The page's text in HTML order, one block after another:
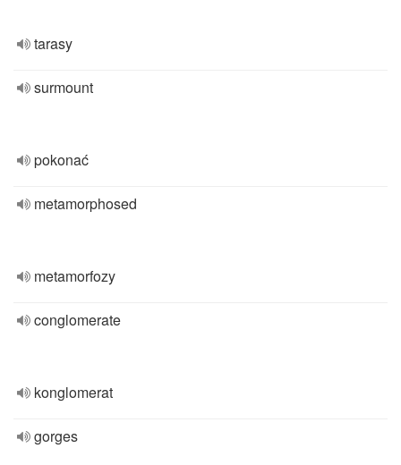
tarasy
surmount
pokonać
metamorphosed
metamorfozy
conglomerate
konglomerat
gorges